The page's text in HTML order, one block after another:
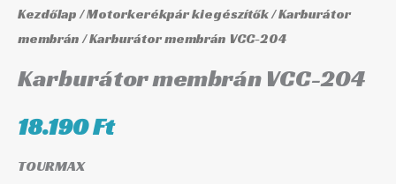
Kezdőlap/Motorkerékpár kiegészítők/Karburátor
membrán/ Karburátor membrán VCC-204
Karburátor membrán VCC-204
18.190Ft
TOURMAX